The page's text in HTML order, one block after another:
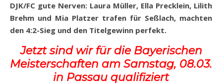
DJK/FC gute Nerven: Laura Müller, Ella Precklein, Lilith
Brehm und Mia Platzer trafen für Seßlach, machten
den 4:2-Sieg und den Titelgewinn perfekt.
Jetzt sind wir für die Bayerischen
Meisterschaften am Samstag, 08.03.
in Passau qualifiziert